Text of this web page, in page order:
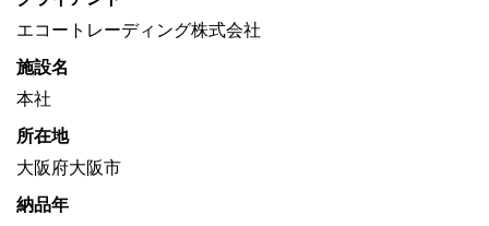
エコートレーディング株式会社
施設名
本社
所在地
大阪府大阪市
納品年